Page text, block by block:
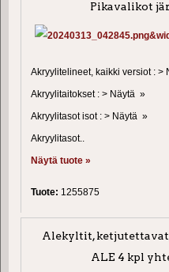
Pikavalikot
Akryylitelineet, kaikki versiot : >
Akryylitaitokset : > Näytä »
Akryylitasot isot : > Näytä »
Akryylitasot..
Näytä tuote »
Tuote: 1255875
Alekyltit, ketjutettavat,
ALE 4 kpl